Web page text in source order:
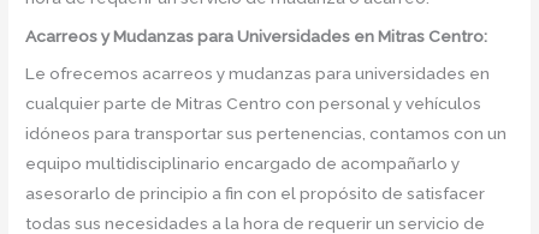
Acarreos y Mudanzas para Universidades en Mitras Centro:
Le ofrecemos acarreos y mudanzas para universidades en
cualquier parte de Mitras Centro con personal y vehículos
idóneos para transportar sus pertenencias, contamos con un
equipo multidisciplinario encargado de acompañarlo y
asesorarlo de principio a fin con el propósito de satisfacer
todas sus necesidades a la hora de requerir un servicio de